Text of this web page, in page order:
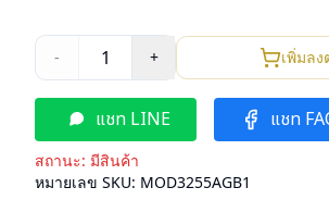
- 1 + เพิ่มลง
แชท LINE แชท
สถานะ: มีสินค้า
หมายเลข SKU: MOD3255AGB1